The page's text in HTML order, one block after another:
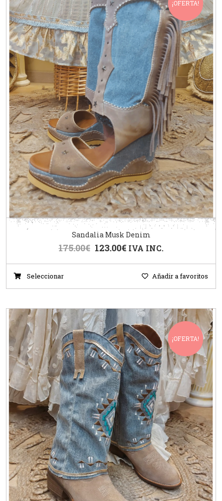
¡OFERTA!
Sandalia Musk Denim
175.00€ 123.00€ IVA INC.
Seleccionar Añadir a favoritos
¡OFERTA!